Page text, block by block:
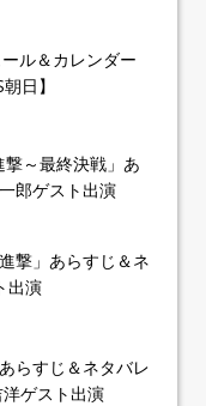
ル＆カレンダー
日】
～最終決戦」あ
郎ゲスト出演
撃」あらすじ＆ネ
出演
らすじ＆ネタバレ
ゲスト出演